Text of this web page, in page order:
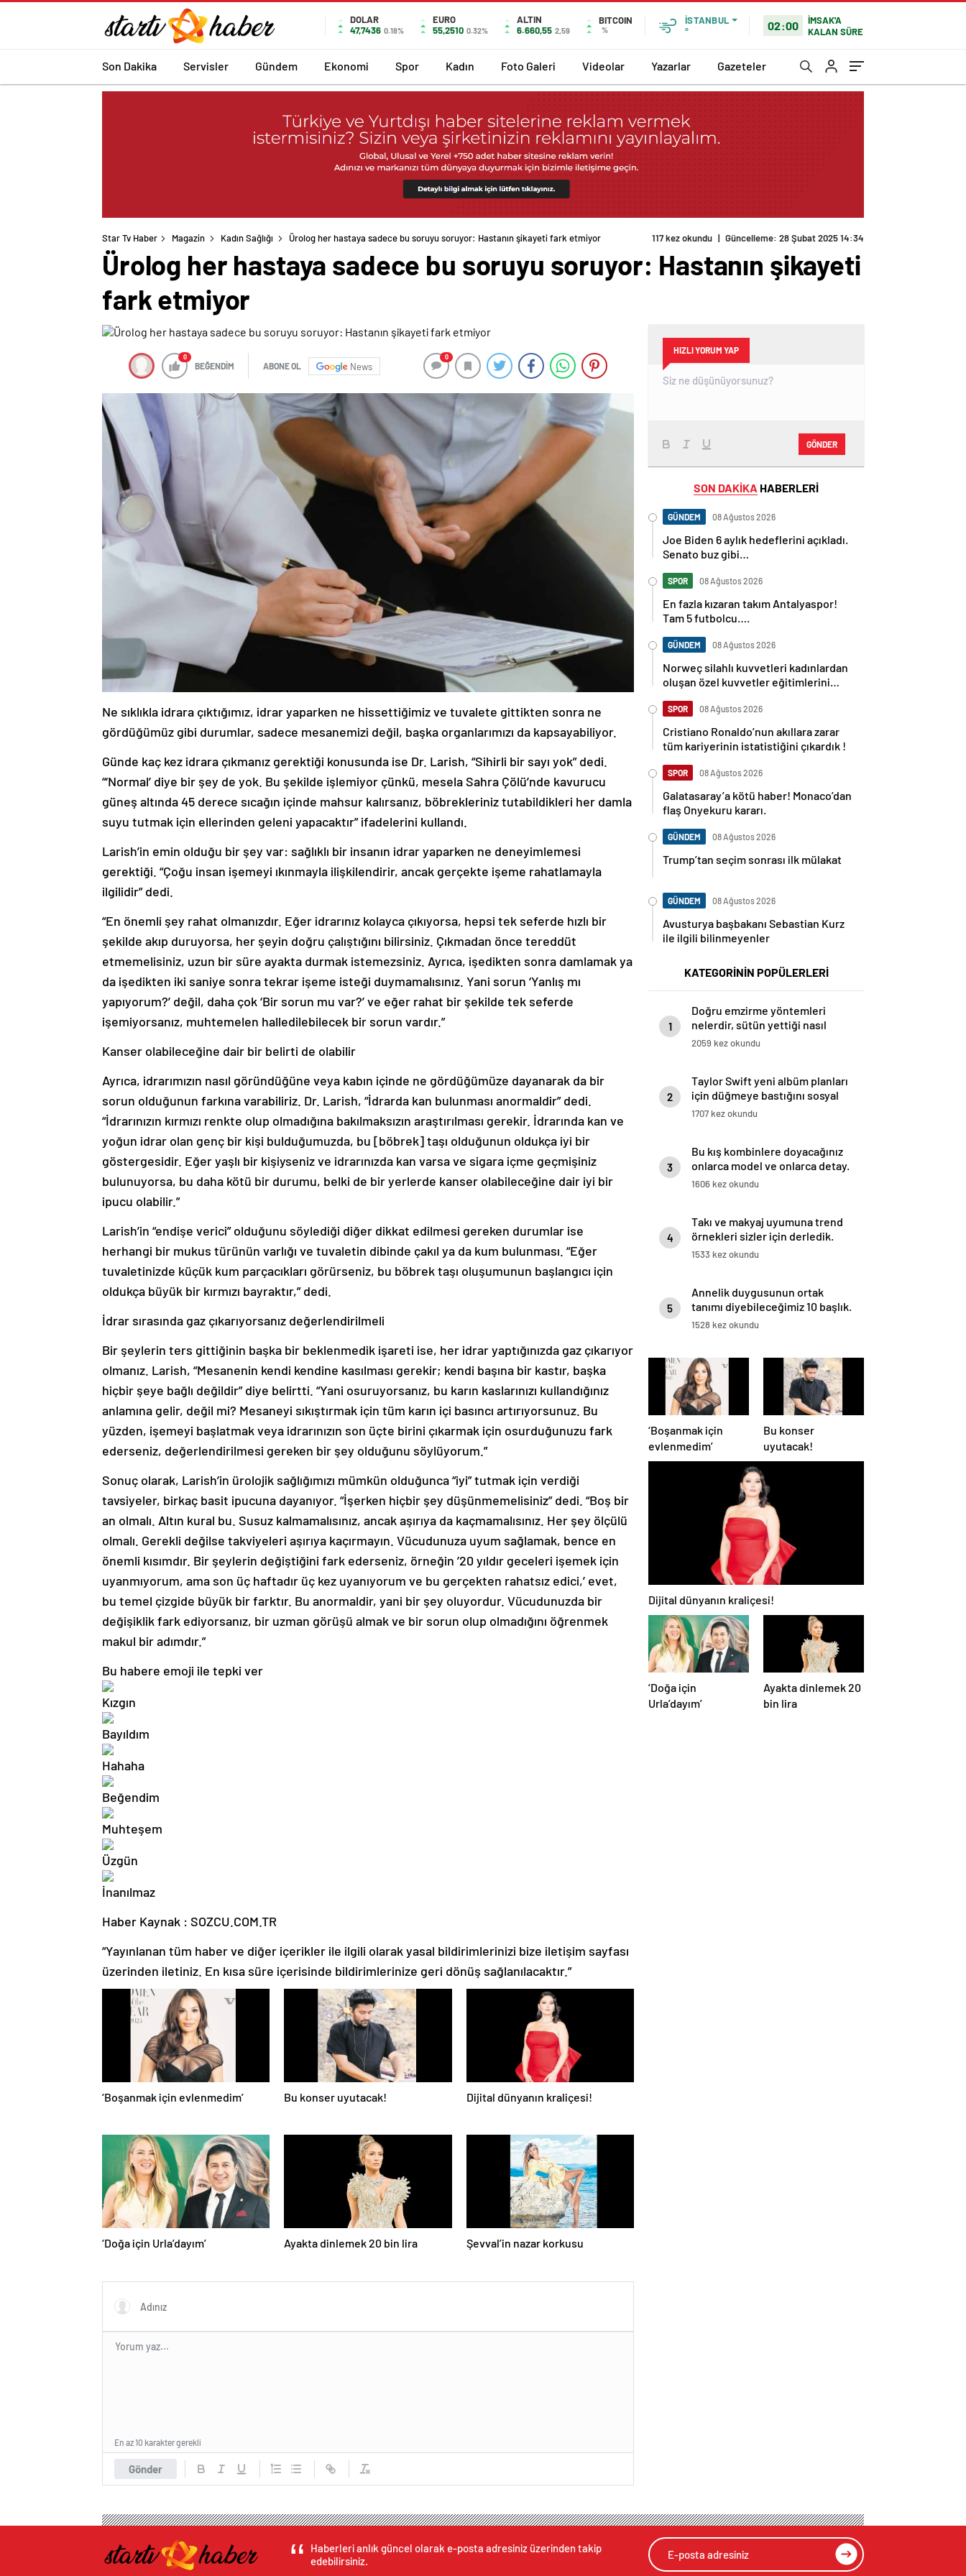
DOLAR
47,7436 0.18%
EURO
55,2510 0.32%
ALTIN
6.660,55 2,59
BITCOIN
%
İSTANBUL
°
02:00
İMSAK'A
KALAN SÜRE
Son Dakika Servisler Gündem Ekonomi Spor Kadın Foto Galeri Videolar Yazarlar Gazeteler
Star Tv Haber Magazin Kadın Sağlığı Ürolog her hastaya sadece bu soruyu soruyor: Hastanın şikayeti fark etmiyor 117 kez okundu | Güncelleme: 28 Şubat 2025 14:34
Ürolog her hastaya sadece bu soruyu soruyor: Hastanın şikayeti
fark etmiyor
0
BEĞENDİM ABONE OL News
0
Ne sıklıkla idrara çıktığımız, idrar yaparken ne hissettiğimiz ve tuvalete gittikten sonra ne
gördüğümüz gibi durumlar, sadece mesanemizi değil, başka organlarımızı da kapsayabiliyor.
Günde kaç kez idrara çıkmanız gerektiği konusunda ise Dr. Larish, “Sihirli bir sayı yok” dedi.
“‘Normal’ diye bir şey de yok. Bu şekilde işlemiyor çünkü, mesela Sahra Çölü’nde kavurucu
güneş altında 45 derece sıcağın içinde mahsur kalırsanız, böbrekleriniz tutabildikleri her damla
suyu tutmak için ellerinden geleni yapacaktır” ifadelerini kullandı.
Larish’in emin olduğu bir şey var: sağlıklı bir insanın idrar yaparken ne deneyimlemesi
gerektiği. “Çoğu insan işemeyi ıkınmayla ilişkilendirir, ancak gerçekte işeme rahatlamayla
ilgilidir” dedi.
“En önemli şey rahat olmanızdır. Eğer idrarınız kolayca çıkıyorsa, hepsi tek seferde hızlı bir
şekilde akıp duruyorsa, her şeyin doğru çalıştığını bilirsiniz. Çıkmadan önce tereddüt
etmemelisiniz, uzun bir süre ayakta durmak istemezsiniz. Ayrıca, işedikten sonra damlamak ya
da işedikten iki saniye sonra tekrar işeme isteği duymamalısınız. Yani sorun ‘Yanlış mı
yapıyorum?’ değil, daha çok ‘Bir sorun mu var?’ ve eğer rahat bir şekilde tek seferde
işemiyorsanız, muhtemelen halledilebilecek bir sorun vardır.”
Kanser olabileceğine dair bir belirti de olabilir
Ayrıca, idrarımızın nasıl göründüğüne veya kabın içinde ne gördüğümüze dayanarak da bir
sorun olduğunun farkına varabiliriz. Dr. Larish, “İdrarda kan bulunması anormaldir” dedi.
“İdrarınızın kırmızı renkte olup olmadığına bakılmaksızın araştırılması gerekir. İdrarında kan ve
yoğun idrar olan genç bir kişi bulduğumuzda, bu [böbrek] taşı olduğunun oldukça iyi bir
göstergesidir. Eğer yaşlı bir kişiyseniz ve idrarınızda kan varsa ve sigara içme geçmişiniz
bulunuyorsa, bu daha kötü bir durumu, belki de bir yerlerde kanser olabileceğine dair iyi bir
ipucu olabilir.”
Larish’in “endişe verici” olduğunu söylediği diğer dikkat edilmesi gereken durumlar ise
herhangi bir mukus türünün varlığı ve tuvaletin dibinde çakıl ya da kum bulunması. “Eğer
tuvaletinizde küçük kum parçacıkları görürseniz, bu böbrek taşı oluşumunun başlangıcı için
oldukça büyük bir kırmızı bayraktır,” dedi.
İdrar sırasında gaz çıkarıyorsanız değerlendirilmeli
Bir şeylerin ters gittiğinin başka bir beklenmedik işareti ise, her idrar yaptığınızda gaz çıkarıyor
olmanız. Larish, “Mesanenin kendi kendine kasılması gerekir; kendi başına bir kastır, başka
hiçbir şeye bağlı değildir” diye belirtti. “Yani osuruyorsanız, bu karın kaslarınızı kullandığınız
anlamına gelir, değil mi? Mesaneyi sıkıştırmak için tüm karın içi basıncı artırıyorsunuz. Bu
yüzden, işemeyi başlatmak veya idrarınızın son üçte birini çıkarmak için osurduğunuzu fark
ederseniz, değerlendirilmesi gereken bir şey olduğunu söylüyorum.”
Sonuç olarak, Larish’in ürolojik sağlığımızı mümkün olduğunca “iyi” tutmak için verdiği
tavsiyeler, birkaç basit ipucuna dayanıyor. “İşerken hiçbir şey düşünmemelisiniz” dedi. “Boş bir
an olmalı. Altın kural bu. Susuz kalmamalısınız, ancak aşırıya da kaçmamalısınız. Her şey ölçülü
olmalı. Gerekli değilse takviyeleri aşırıya kaçırmayın. Vücudunuza uyum sağlamak, bence en
önemli kısımdır. Bir şeylerin değiştiğini fark ederseniz, örneğin ’20 yıldır geceleri işemek için
uyanmıyorum, ama son üç haftadır üç kez uyanıyorum ve bu gerçekten rahatsız edici,’ evet,
bu temel çizgide büyük bir farktır. Bu anormaldir, yani bir şey oluyordur. Vücudunuzda bir
değişiklik fark ediyorsanız, bir uzman görüşü almak ve bir sorun olup olmadığını öğrenmek
makul bir adımdır.”
Bu habere emoji ile tepki ver
Haber Kaynak : SOZCU.COM.TR
“Yayınlanan tüm haber ve diğer içerikler ile ilgili olarak yasal bildirimlerinizi bize iletişim sayfası
üzerinden iletiniz. En kısa süre içerisinde bildirimlerinize geri dönüş sağlanılacaktır.”
‘Boşanmak için evlenmedim’ Bu konser uyutacak! Dijital dünyanın kraliçesi!
‘Doğa için Urla’dayım’ Ayakta dinlemek 20 bin lira Şevval’in nazar korkusu
Gönder
En az 10 karakter gerekli
HIZLI YORUM YAP
GÖNDER
SON DAKİKA HABERLERİ
GÜNDEM 08 Ağustos 2026
Joe Biden 6 aylık hedeflerini açıkladı.
Senato buz gibi…
SPOR 08 Ağustos 2026
En fazla kızaran takım Antalyaspor!
Tam 5 futbolcu….
GÜNDEM 08 Ağustos 2026
Norweç silahlı kuvvetleri kadınlardan
oluşan özel kuvvetler eğitimlerini
SPOR 08 Ağustos 2026
Cristiano Ronaldo’nun akıllara zarar
tüm kariyerinin istatistiğini çıkardık !
SPOR 08 Ağustos 2026
Galatasaray’a kötü haber! Monaco’dan
flaş Onyekuru kararı.
GÜNDEM 08 Ağustos 2026
Trump’tan seçim sonrası ilk mülakat
GÜNDEM 08 Ağustos 2026
Avusturya başbakanı Sebastian Kurz
ile ilgili bilinmeyenler
KATEGORİNİN POPÜLERLERİ
1
Doğru emzirme yöntemleri
nelerdir, sütün yettiği nasıl
anlaşılır?
2059 kez okundu
2
Taylor Swift yeni albüm planları
için düğmeye bastığını sosyal
medyadan duyurdu!
1707 kez okundu
3
Bu kış kombinlere doyacağınız
onlarca model ve onlarca detay.
1606 kez okundu
4
Takı ve makyaj uyumuna trend
örnekleri sizler için derledik.
1533 kez okundu
5
Annelik duygusunun ortak
tanımı diyebileceğimiz 10 başlık.
1528 kez okundu
‘Boşanmak için
evlenmedim’
Bu konser
uyutacak!
Dijital dünyanın kraliçesi!
‘Doğa için
Urla’dayım’
Ayakta dinlemek 20
bin lira
Haberleri anlık güncel olarak e-posta adresiniz üzerinden takip
edebilirsiniz.